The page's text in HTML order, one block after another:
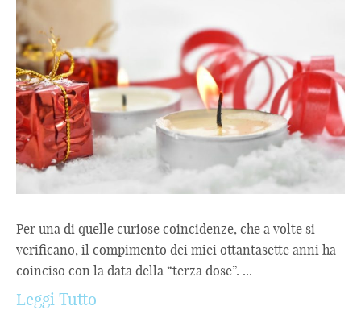
Per una di quelle curiose coincidenze, che a volte si
verificano, il compimento dei miei ottantasette anni ha
coinciso con la data della “terza dose”. ...
Leggi Tutto